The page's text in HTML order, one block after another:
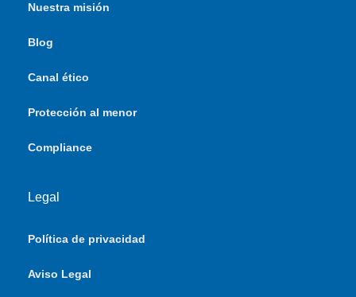
Nuestra misión
Blog
Canal ético
Protección al menor
Compliance
Legal
Política de privacidad
Aviso Legal